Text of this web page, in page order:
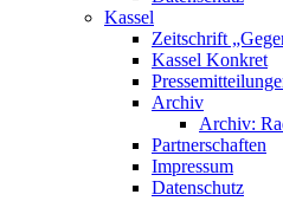
Kassel
Zeitschrift
Kassel Konkret
Archiv
Archiv:
Partnerschaften
Impressum
Datenschutz